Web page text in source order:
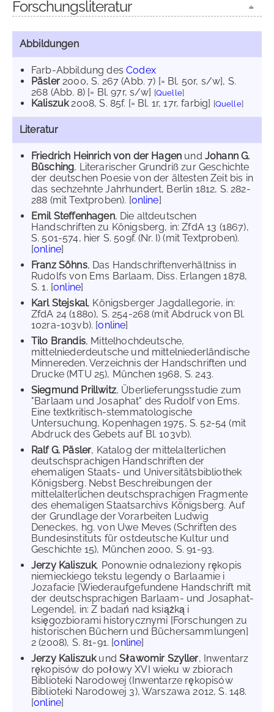
Forschungsliteratur
Abbildungen
Farb-Abbildung desCodex
Päsler2000, S. 267 (Abb. 7) [= Bl. 50r, s/w], S.
268 (Abb. 8) [= Bl. 97r, s/w] [Quelle]
Kaliszuk2008, S. 85f. [= Bl. 1r, 17r, farbig] [Quelle]
Literatur
Friedrich Heinrich von der Hagen und Johann G.
Büsching, Literarischer Grundriß zur Geschichte
der deutschen Poesie von der ältesten Zeit bis in
das sechzehnte Jahrhundert, Berlin 1812, S. 282-
288 (mit Textproben). [online]
Emil Steffenhagen, Die altdeutschen
Handschriften zu Königsberg, in: ZfdA 13 (1867),
S. 501-574, hier S. 509f. (Nr. I) (mit Textproben).
[online]
Franz Söhns, Das Handschriftenverhältniss in
Rudolfs von Ems Barlaam, Diss. Erlangen 1878,
S. 1. [online]
Karl Stejskal, Königsberger Jagdallegorie, in:
ZfdA 24 (1880), S. 254-268 (mit Abdruck von Bl.
102ra-103vb). [online]
Tilo Brandis, Mittelhochdeutsche,
mittelniederdeutsche und mittelniederländische
Minnereden. Verzeichnis der Handschriften und
Drucke (MTU 25), München 1968, S. 243.
Siegmund Prillwitz, Überlieferungsstudie zum
"Barlaam und Josaphat" des Rudolf von Ems.
Eine textkritisch-stemmatologische
Untersuchung, Kopenhagen 1975, S. 52-54 (mit
Abdruck des Gebets auf Bl. 103vb).
Ralf G. Päsler, Katalog der mittelalterlichen
deutschsprachigen Handschriften der
ehemaligen Staats- und Universitätsbibliothek
Königsberg. Nebst Beschreibungen der
mittelalterlichen deutschsprachigen Fragmente
des ehemaligen Staatsarchivs Königsberg. Auf
der Grundlage der Vorarbeiten Ludwig
Deneckes, hg. von Uwe Meves (Schriften des
Bundesinstituts für ostdeutsche Kultur und
Geschichte 15), München 2000, S. 91-93.
Jerzy Kaliszuk, Ponownie odnaleziony rękopis
niemieckiego tekstu legendy o Barlaamie i
Jozafacie [Wiederaufgefundene Handschrift mit
der deutschsprachigen Barlaam- und Josaphat-
Legende], in: Z badań nad książką i
księgozbiorami historycznymi [Forschungen zu
historischen Büchern und Büchersammlungen]
2 (2008), S. 81-91. [online]
Jerzy KaliszukundSławomir Szyller, Inwentarz
rękopisów do połowy XVI wieku w zbiorach
Biblioteki Narodowej (Inwentarze rękopisów
Biblioteki Narodowej 3), Warszawa 2012, S. 148.
[online]